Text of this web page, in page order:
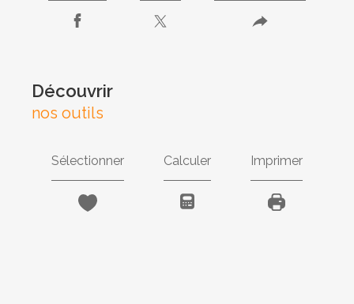
découvrir
nos outils
Sélectionner Calculer Imprimer